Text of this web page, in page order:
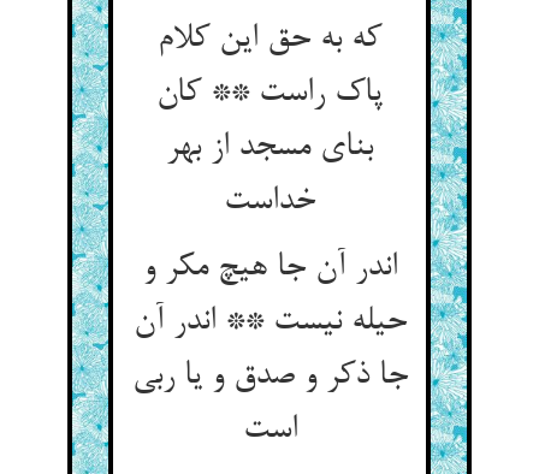
که به حق این کلام
پاک راست ** کان
بنای مسجد از بهر
خداست‏
اندر آن جا هیچ مکر و
حیله نیست ** اندر آن
جا ذکر و صدق و یا ربی
است‏